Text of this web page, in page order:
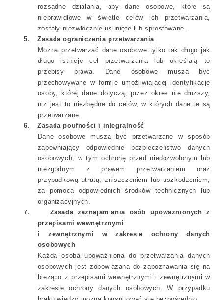
rozsądne działania, aby dane osobowe, które są
nieprawidłowe w świetle celów ich przetwarzania,
zostały niezwłocznie usunięte lub sprostowane.
5.
Zasada ograniczenia przetwarzania
Można przetwarzać dane osobowe tylko tak długo jak
długo istnieje cel przetwarzania lub określają to
przepisy prawa. Dane osobowe muszą być
przechowywane w formie umożliwiającej identyfikację
osoby, której dane dotyczą, przez okres nie dłuższy,
niż jest to niezbędne do celów, w których dane te są
przetwarzane.
6.
Zasada poufności i integralność
Dane osobowe muszą być przetwarzane w sposób
zapewniający odpowiednie bezpieczeństwo danych
osobowych, w tym ochronę przed niedozwolonym lub
niezgodnym z prawem przetwarzaniem oraz
przypadkową utratą, zniszczeniem lub uszkodzeniem,
za pomocą odpowiednich środków technicznych lub
organizacyjnych.
7.
Zasada zaznajamiania osób upoważnionych z
przepisami wewnętrznymi
i zewnętrznymi w zakresie ochrony danych
osobowych
Każda osoba upoważniona do przetwarzania danych
osobowych jest zobowiązana do zapoznawania się na
bieżąco z przepisami wewnętrznymi i zewnętrznymi w
zakresie ochrony danych osobowych. W przypadku